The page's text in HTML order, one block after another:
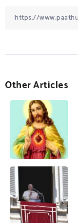
Other Articles